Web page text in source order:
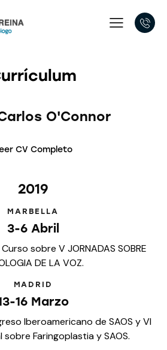
O'Connor
CV Completo
2019
MARBELLA
3-6 Abril
sobre V JORNADAS SOBRE
DE LA VOZ.
MADRID
16 Marzo
Iberoamericano de SAOS y VI
sobre Faringoplastia y SAOS.